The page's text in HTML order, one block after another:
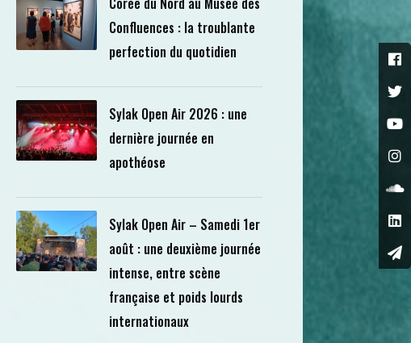
Confluences : la troublante
perfection du quotidien
Sylak Open Air 2026 : une
dernière journée en
apothéose
Sylak Open Air – Samedi 1er
août : une deuxième journée
intense, entre scène
française et poids lourds
internationaux